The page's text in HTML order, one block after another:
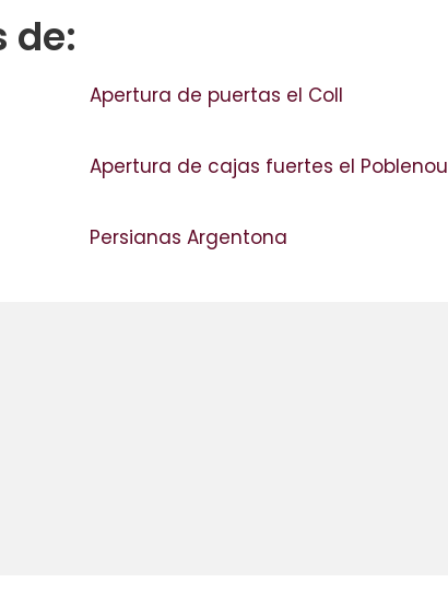
de:
Apertura de puertas el Coll
Apertura de cajas fuertes el Poblenou
Persianas Argentona